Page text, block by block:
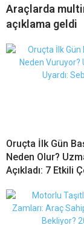
Araçlarda
açıklama geldi
Oruçta İlk Gün
Neden Olur?
Açıkladı: 7 Etkili